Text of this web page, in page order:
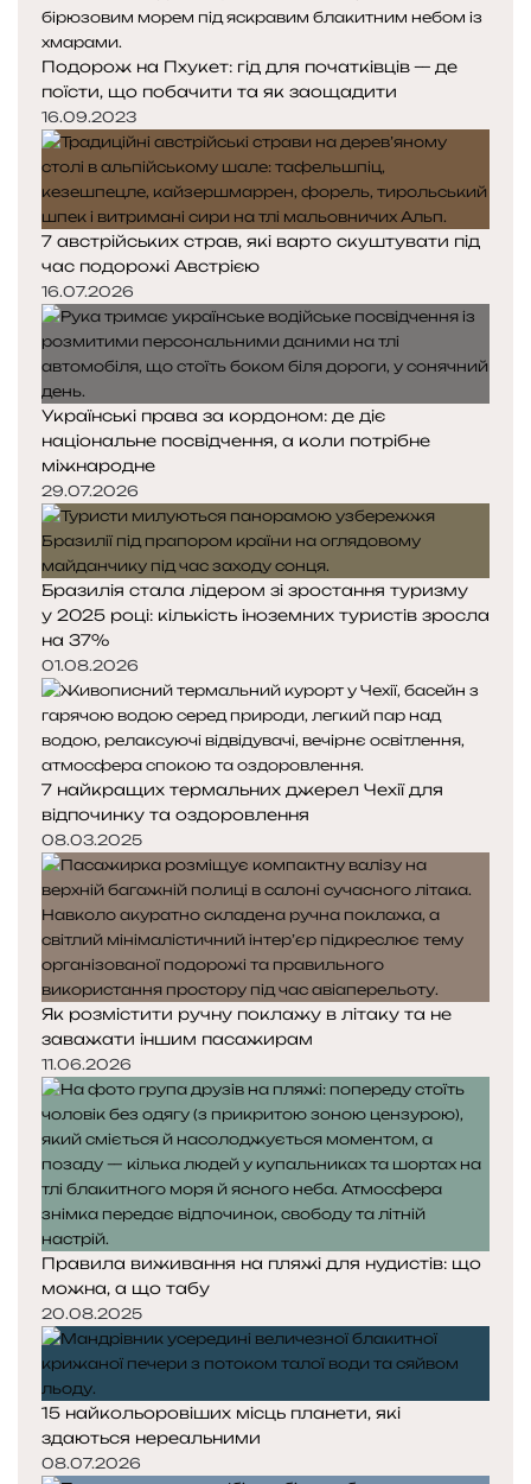
Подорож на Пхукет: гід для початківців — де
поїсти, що побачити та як заощадити
16.09.2023
7 австрійських страв, які варто скуштувати під
час подорожі Австрією
16.07.2026
Українські права за кордоном: де діє
національне посвідчення, а коли потрібне
міжнародне
29.07.2026
Бразилія стала лідером зі зростання туризму
у 2025 році: кількість іноземних туристів зросла
на 37%
01.08.2026
7 найкращих термальних джерел Чехії для
відпочинку та оздоровлення
08.03.2025
Як розмістити ручну поклажу в літаку та не
заважати іншим пасажирам
11.06.2026
Правила виживання на пляжі для нудистів: що
можна, а що табу
20.08.2025
15 найкольоровіших місць планети, які
здаються нереальними
08.07.2026